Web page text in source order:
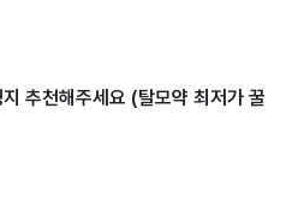
추천해주세요 (탈모약 최저가 꿀